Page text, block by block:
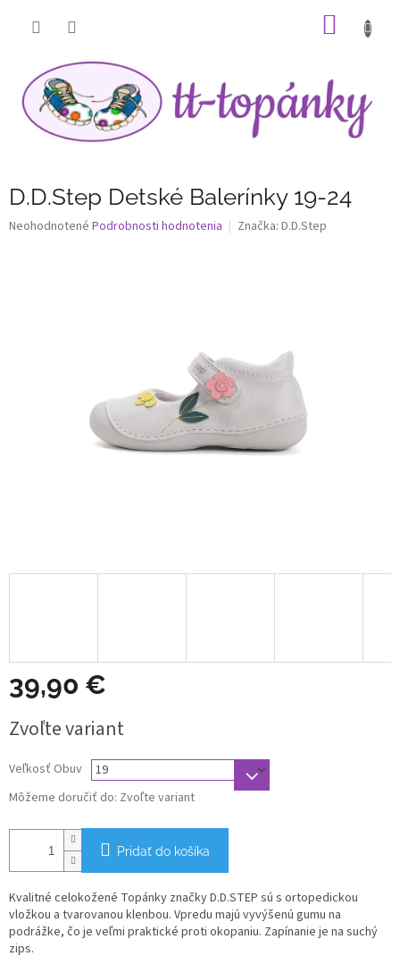
D.D.Step Detské Balerínky 19-24
Priemerné
Neohodnotené Podrobnosti hodnotenia Značka: D.D.Step
39,90 €
cena:
Zvoľte variant
Veľkosť Obuv
Môžeme doručiť do: Zvoľte variant
Pridať do košíka
Kvalitné celokožené Topánky značky D.D.STEP sú s ortopedickou
vložkou a tvarovanou klenbou. Vpredu majú vyvýšenú gumu na
podrážke, čo je veľmi praktické proti okopaniu. Zapínanie je na suchý
zips.